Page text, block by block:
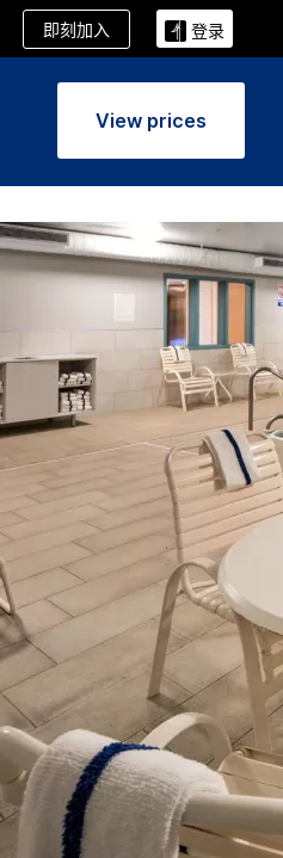
即刻加入 登录
View prices